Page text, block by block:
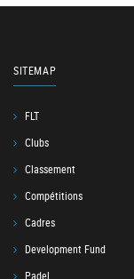
SITEMAP
FLT
Clubs
Classement
Compétitions
Cadres
Development Fund
Padel